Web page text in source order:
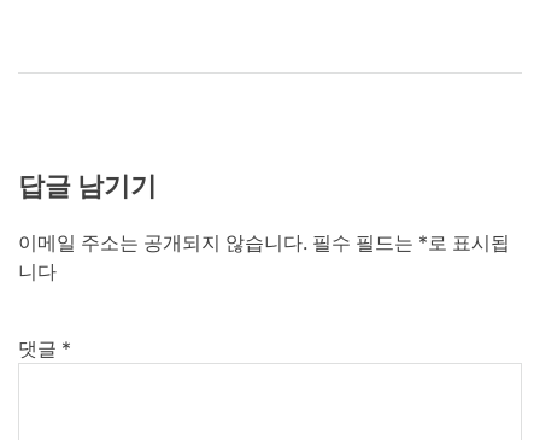
답글 남기기
이메일 주소는 공개되지 않습니다. 필수 필드는 *로 표시됩
니다
댓글 *